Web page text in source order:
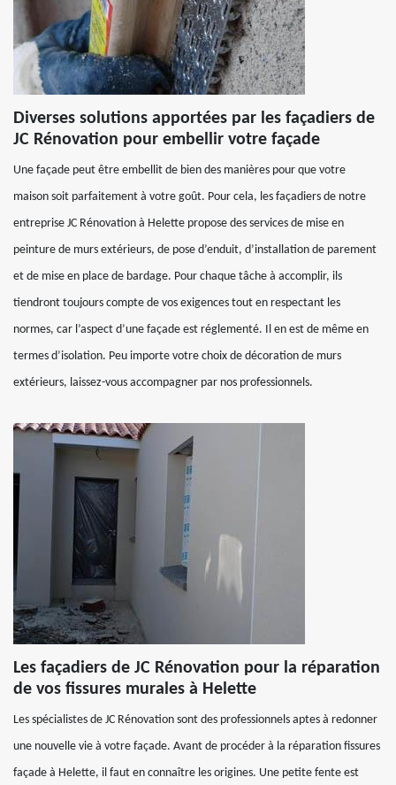
Diverses solutions apportées par les façadiers de
JC Rénovation pour embellir votre façade
Une façade peut être embellit de bien des manières pour que votre
maison soit parfaitement à votre goût. Pour cela, les façadiers de notre
entreprise JC Rénovation à Helette propose des services de mise en
peinture de murs extérieurs, de pose d’enduit, d’installation de parement
et de mise en place de bardage. Pour chaque tâche à accomplir, ils
tiendront toujours compte de vos exigences tout en respectant les
normes, car l’aspect d’une façade est réglementé. Il en est de même en
termes d’isolation. Peu importe votre choix de décoration de murs
extérieurs, laissez-vous accompagner par nos professionnels.
Les façadiers de JC Rénovation pour la réparation
de vos fissures murales à Helette
Les spécialistes de JC Rénovation sont des professionnels aptes à redonner
une nouvelle vie à votre façade. Avant de procéder à la réparation fissures
façade à Helette, il faut en connaître les origines. Une petite fente est